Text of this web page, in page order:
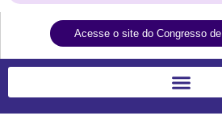
Acesse o site do Congresso